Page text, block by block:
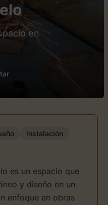
en
Instalación
es un espacio que
y diseño en un
enfoque en obras